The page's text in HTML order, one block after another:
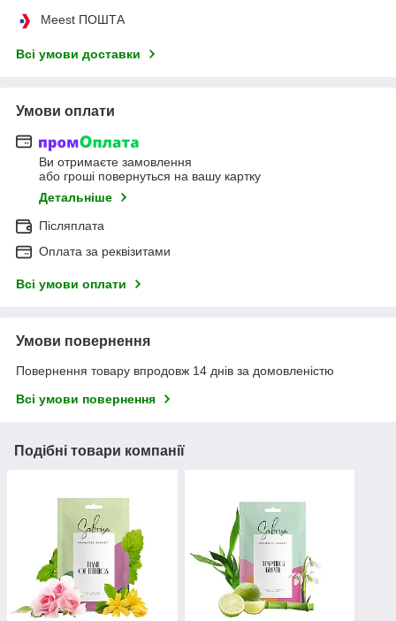
Meest ПОШТА
Всі умови доставки
Умови оплати
Ви отримаєте замовлення
або гроші повернуться на вашу картку
Детальніше
Післяплата
Оплата за реквізитами
Всі умови оплати
Умови повернення
Повернення товару впродовж 14 днів за домовленістю
Всі умови повернення
Подібні товари компанії